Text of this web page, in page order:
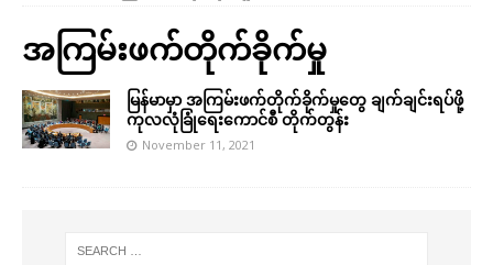
အကြမ်းဖက်တိုက်ခိုက်မှု
မြန်မာမှာ အကြမ်းဖက်တိုက်ခိုက်မှုတွေ ချက်ချင်းရပ်ဖို့
ကုလလုံခြုံရေးကောင်စီ တိုက်တွန်း
November 11, 2021